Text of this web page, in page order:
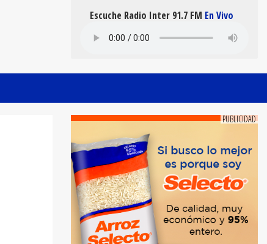
Escuche Radio Inter 91.7 FM En Vivo